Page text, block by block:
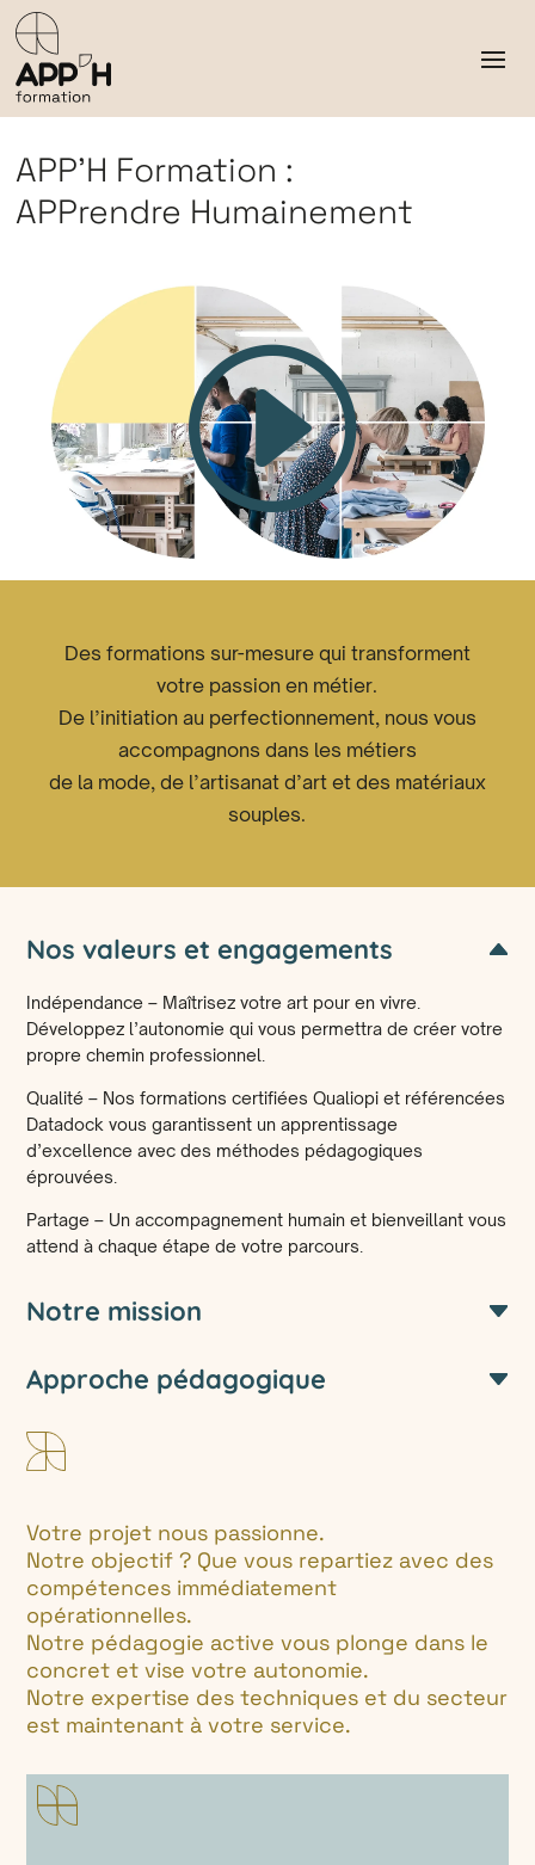
APP’H Formation :
APPrendre Humainement
Des formations sur-mesure qui transforment
votre passion en métier.
De l’initiation au perfectionnement, nous vous
accompagnons dans les métiers
de la mode, de l’artisanat d’art et des matériaux
souples.
Nos valeurs et engagements
Indépendance – Maîtrisez votre art pour en vivre.
Développez l’autonomie qui vous permettra de créer votre
propre chemin professionnel.
Qualité – Nos formations certifiées Qualiopi et référencées
Datadock vous garantissent un apprentissage
d’excellence avec des méthodes pédagogiques
éprouvées.
Partage – Un accompagnement humain et bienveillant vous
attend à chaque étape de votre parcours.
Notre mission
Approche pédagogique
Votre projet nous passionne.
Notre objectif ? Que vous repartiez avec des
compétences immédiatement
opérationnelles.
Notre pédagogie active vous plonge dans le
concret et vise votre autonomie.
Notre expertise des techniques et du secteur
est maintenant à votre service.